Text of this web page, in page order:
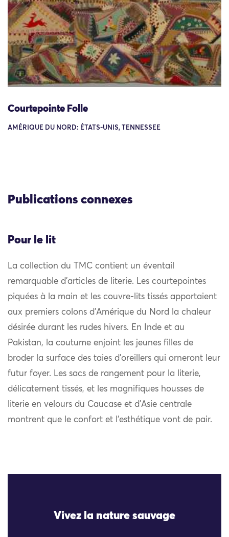
Courtepointe Folle
AMÉRIQUE DU NORD: ÉTATS-UNIS, TENNESSEE
Publications connexes
Pour le lit
La collection du TMC contient un éventail
remarquable d’articles de literie. Les courtepointes
piquées à la main et les couvre-lits tissés apportaient
aux premiers colons d’Amérique du Nord la chaleur
désirée durant les rudes hivers. En Inde et au
Pakistan, la coutume enjoint les jeunes filles de
broder la surface des taies d’oreillers qui orneront leur
futur foyer. Les sacs de rangement pour la literie,
délicatement tissés, et les magnifiques housses de
literie en velours du Caucase et d’Asie centrale
montrent que le confort et l’esthétique vont de pair.
Vivez la nature sauvage